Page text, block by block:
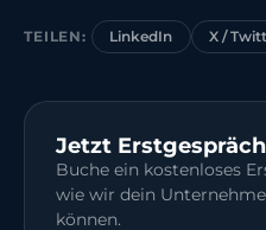
TEILEN: LinkedIn X /
Jetzt
Buche ein kostenloses
wie wir dein
können.